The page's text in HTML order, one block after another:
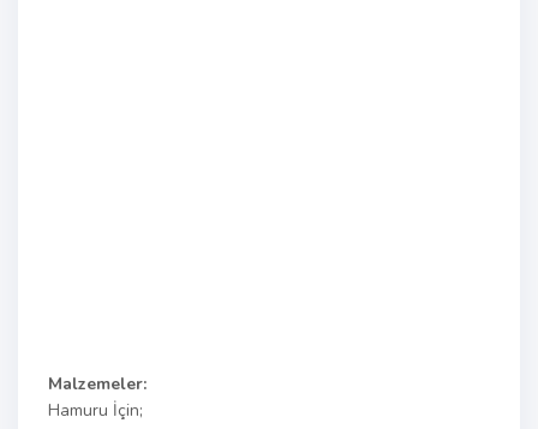
Malzemeler:
Hamuru İçin;